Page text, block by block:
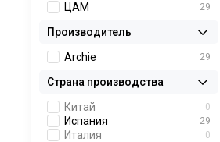
чёрное серебро 0
пепельно-серебристый
ЦАМ
29
Производитель
Archie
29
Страна производства
Китай
0
Испания 29
Италия 0